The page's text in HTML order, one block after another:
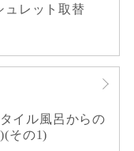
ュレット取替
イル風呂からの
その1)